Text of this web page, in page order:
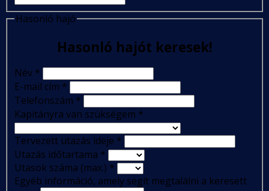
Hasonló hajó
Hasonló hajót keresek!
Név *
E-mail cím *
Telefonszám *
Kapitányra van szükségem *
Tervezett utazás ideje *
Utazás időtartama *
Utasok száma (max.) *
Egyéb információ, amely segít megtalálni a keresett